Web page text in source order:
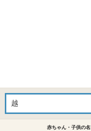
赤ちゃん・子供の